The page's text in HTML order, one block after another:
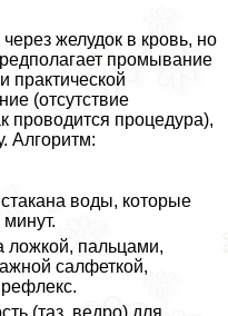
желудок в кровь, но
промывание
пpaктической
(отсутствие
проводится процедypa),
Алгоритм:
воды, которые
ложкой, пальцами,
салфеткой,
(таз, ведро) для